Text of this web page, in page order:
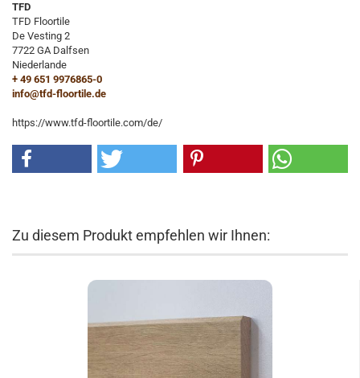
TFD
TFD Floortile
De Vesting 2
7722 GA Dalfsen
Niederlande
+ 49 651 9976865-0
info@tfd-floortile.de
https://www.tfd-floortile.com/de/
Zu diesem Produkt empfehlen wir Ihnen: